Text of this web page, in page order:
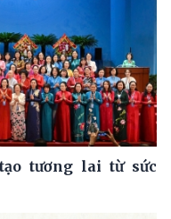
tương lai từ sức